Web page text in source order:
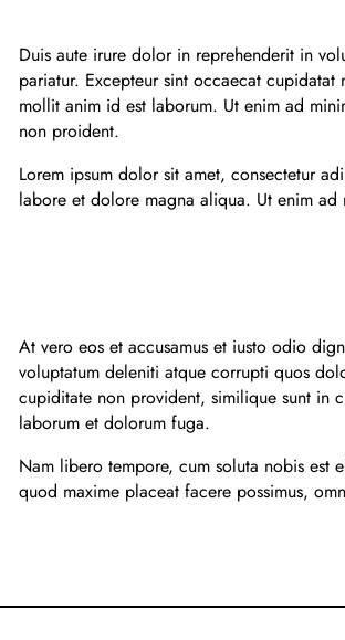
Duis aute irure dolor in reprehenderit in
pariatur. Excepteur sint occaecat
mollit anim id est laborum. Ut enim ad
non proident.
Lorem ipsum dolor sit amet, consectetur
labore et dolore magna aliqua. Ut enim ad
At vero eos et accusamus et iusto odio
voluptatum deleniti atque corrupti quos
cupiditate non provident, similique sunt in
laborum et dolorum fuga.
Nam libero tempore, cum soluta nobis
quod maxime placeat facere possimus,